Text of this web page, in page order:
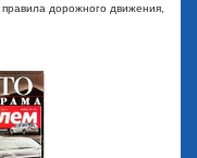
дорожного движения,